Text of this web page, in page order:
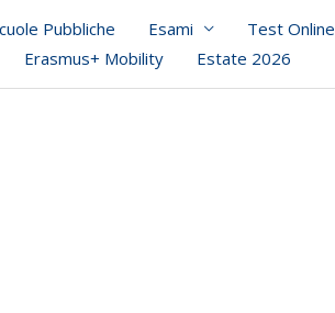
Pubbliche Esami Test Online
Erasmus+ Mobility Estate 2026